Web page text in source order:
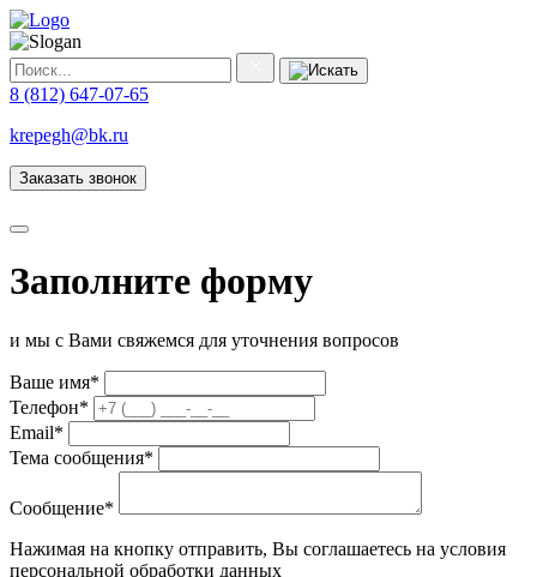
8 (812) 647-07-65
krepegh@bk.ru
Заказать звонок
Заполните форму
и мы с Вами свяжемся для уточнения вопросов
Ваше имя*
Телефон*
Email*
Тема сообщения*
Сообщение*
Нажимая на кнопку отправить, Вы соглашаетесь на условия
персональной обработки данных